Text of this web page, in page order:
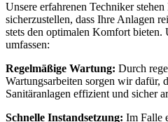
Unsere erfahrenen Techniker
sicherzustellen, dass Ihre Anlagen
stets den optimalen Komfort bieten.
umfassen:
Regelmäßige Wartung: Durch
Wartungsarbeiten sorgen wir dafür,
Sanitäranlagen effizient und sicher
Schnelle Instandsetzung: Im Falle